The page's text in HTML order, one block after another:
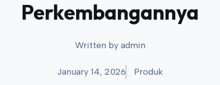
Perkembangannya
Written by admin
January 14, 2026 Produk